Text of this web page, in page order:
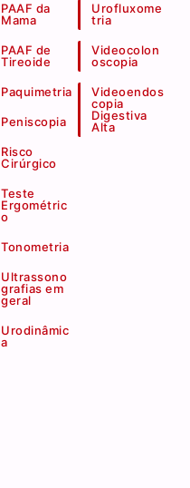
PAAF da
Mama
PAAF de
Tireoide
Paquimetria
Peniscopia
Risco
Cirúrgico
Teste
Ergométric
o
Tonometria
Ultrassono
grafias em
geral
Urodinâmic
a
Urofluxome
tria
Videocolon
oscopia
Videoendos
copia
Digestiva
Alta